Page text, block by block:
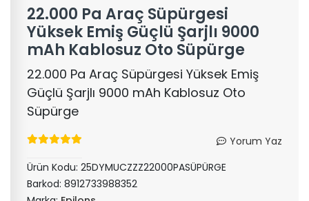
22.000 Pa Araç Süpürgesi
Yüksek Emiş Güçlü Şarjlı 9000
mAh Kablosuz Oto Süpürge
22.000 Pa Araç Süpürgesi Yüksek Emiş
Güçlü Şarjlı 9000 mAh Kablosuz Oto
Süpürge
Yorum Yaz
Ürün Kodu: 25DYMUCZZZ22000PASÜPÜRGE
Barkod: 8912733988352